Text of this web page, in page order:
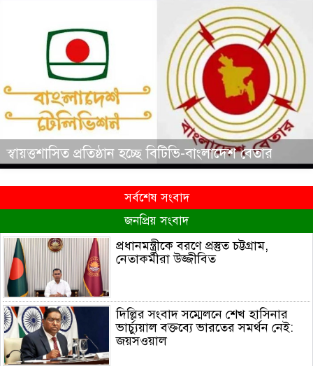
স্বায়ত্তশাসিত প্রতিষ্ঠান হচ্ছে বিটিভি-বাংলাদেশ বেতার
সর্বশেষ সংবাদ
জনপ্রিয় সংবাদ
প্রধানমন্ত্রীকে বরণে প্রস্তুত চট্টগ্রাম,
নেতাকর্মীরা উজ্জীবিত
দিল্লির সংবাদ সম্মেলনে শেখ হাসিনার
ভার্চ্যুয়াল বক্তব্যে ভারতের সমর্থন নেই:
জয়সওয়াল